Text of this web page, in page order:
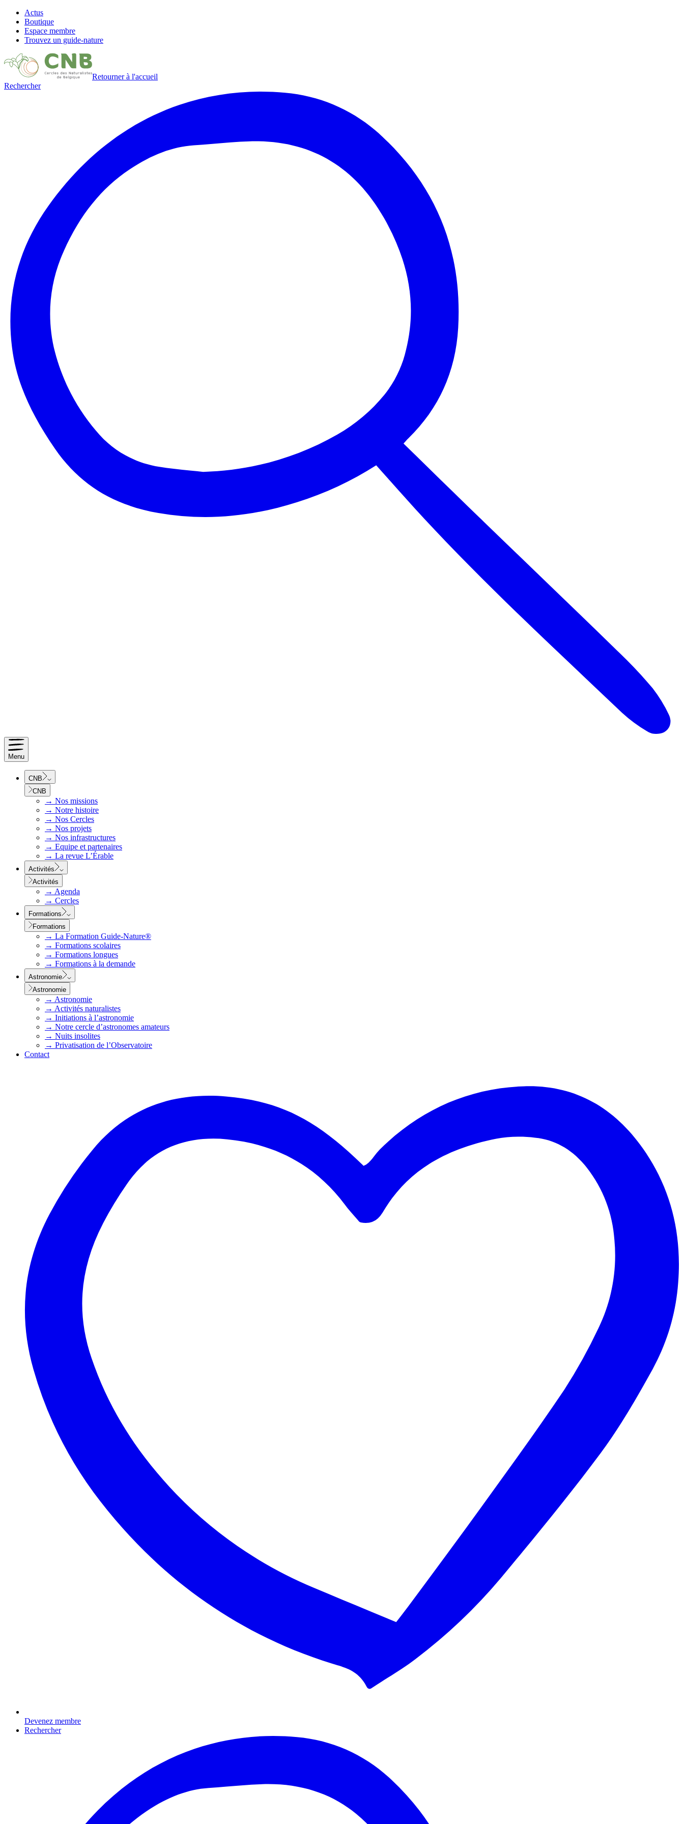
Actus
Boutique
Espace membre
Trouvez un guide-nature
Retourner à l'accueil
Rechercher
Menu
CNB
CNB
→ Nos missions
→ Notre histoire
→ Nos Cercles
→ Nos projets
→ Nos infrastructures
→ Equipe et partenaires
→ La revue L’Érable
Activités
Activités
→ Agenda
→ Cercles
Formations
Formations
→ La Formation Guide-Nature®
→ Formations scolaires
→ Formations longues
→ Formations à la demande
Astronomie
Astronomie
→ Astronomie
→ Activités naturalistes
→ Initiations à l’astronomie
→ Notre cercle d’astronomes amateurs
→ Nuits insolites
→ Privatisation de l’Observatoire
Contact
Devenez membre
Rechercher